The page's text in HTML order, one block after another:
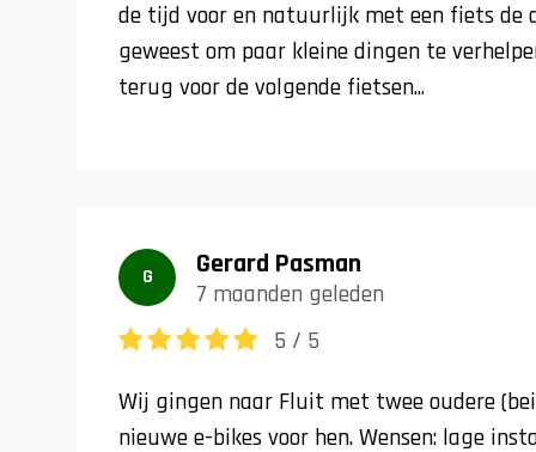
de tijd voor en natuurlijk met een fiets de
geweest om paar kleine dingen te
terug voor de volgende fietsen...
G Gerard Pasman
7 maanden geleden
5 / 5
Wij gingen naar Fluit met twee oudere
nieuwe e-bikes voor hen. Wensen: lage